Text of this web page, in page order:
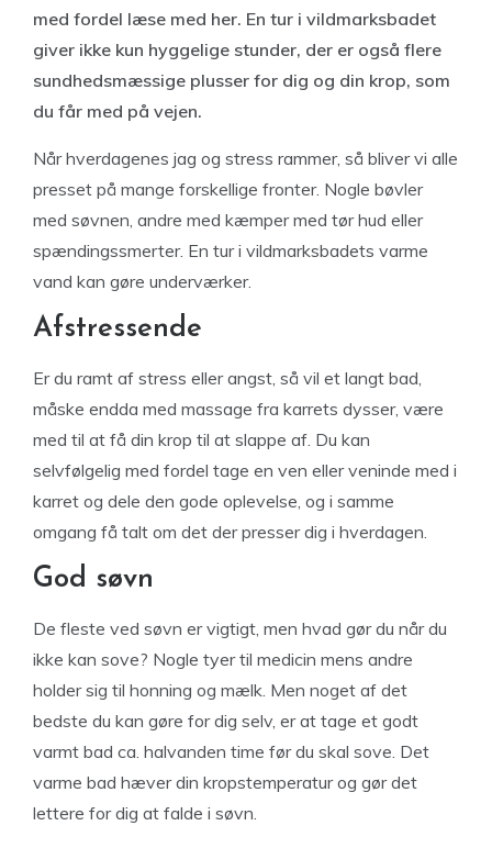
med fordel læse med her. En tur i vildmarksbadet
giver ikke kun hyggelige stunder, der er også flere
sundhedsmæssige plusser for dig og din krop, som
du får med på vejen.
Når hverdagenes jag og stress rammer, så bliver vi alle
presset på mange forskellige fronter. Nogle bøvler
med søvnen, andre med kæmper med tør hud eller
spændingssmerter. En tur i vildmarksbadets varme
vand kan gøre underværker.
Afstressende
Er du ramt af stress eller angst, så vil et langt bad,
måske endda med massage fra karrets dysser, være
med til at få din krop til at slappe af. Du kan
selvfølgelig med fordel tage en ven eller veninde med i
karret og dele den gode oplevelse, og i samme
omgang få talt om det der presser dig i hverdagen.
God søvn
De fleste ved søvn er vigtigt, men hvad gør du når du
ikke kan sove? Nogle tyer til medicin mens andre
holder sig til honning og mælk. Men noget af det
bedste du kan gøre for dig selv, er at tage et godt
varmt bad ca. halvanden time før du skal sove. Det
varme bad hæver din kropstemperatur og gør det
lettere for dig at falde i søvn.